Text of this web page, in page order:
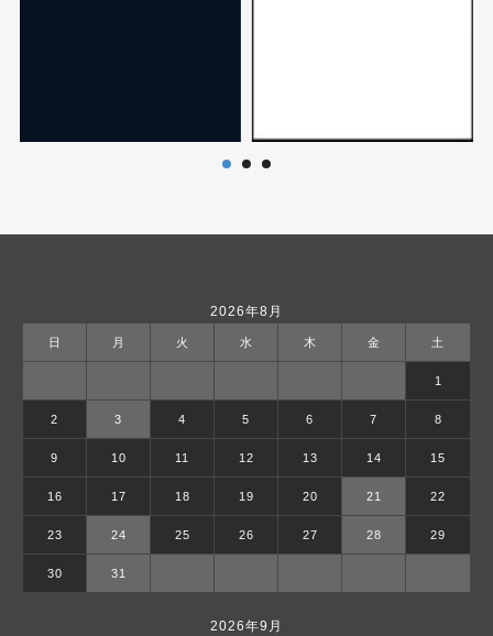
2026年8月
日 月 火 水 木 金 土
1
2 3 4 5 6 7 8
9 10 11 12 13 14 15
16 17 18 19 20 21 22
23 24 25 26 27 28 29
30 31
2026年9月